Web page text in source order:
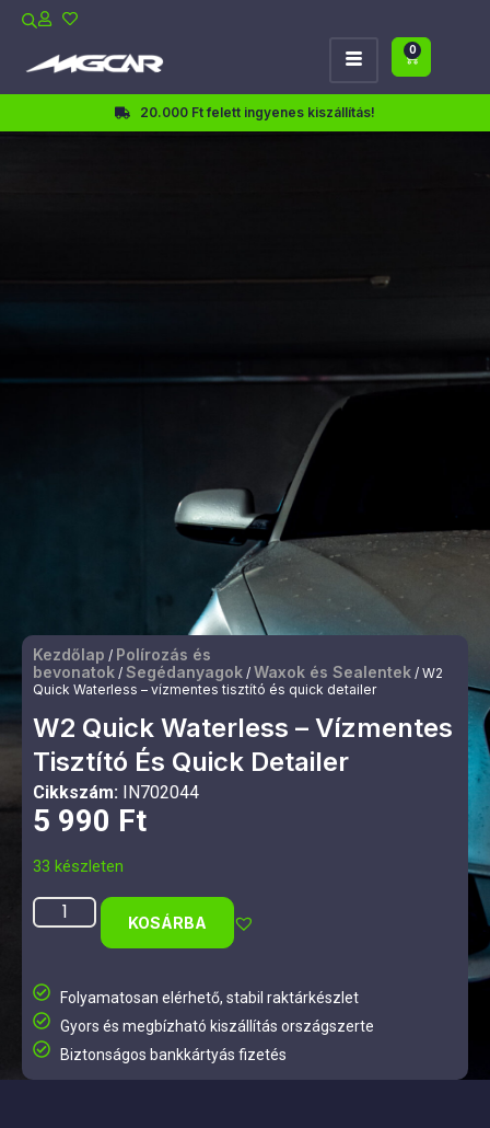
0
20.000 Ft felett ingyenes kiszállítás!
Kezdőlap / Polírozás és
bevonatok / Segédanyagok / Waxok és Sealentek / W2
Quick Waterless – vízmentes tisztító és quick detailer
W2 Quick Waterless – Vízmentes
Tisztító És Quick Detailer
Cikkszám: IN702044
5 990 Ft
33 készleten
KOSÁRBA
Folyamatosan elérhető, stabil raktárkészlet
Gyors és megbízható kiszállítás országszerte
Biztonságos bankkártyás fizetés